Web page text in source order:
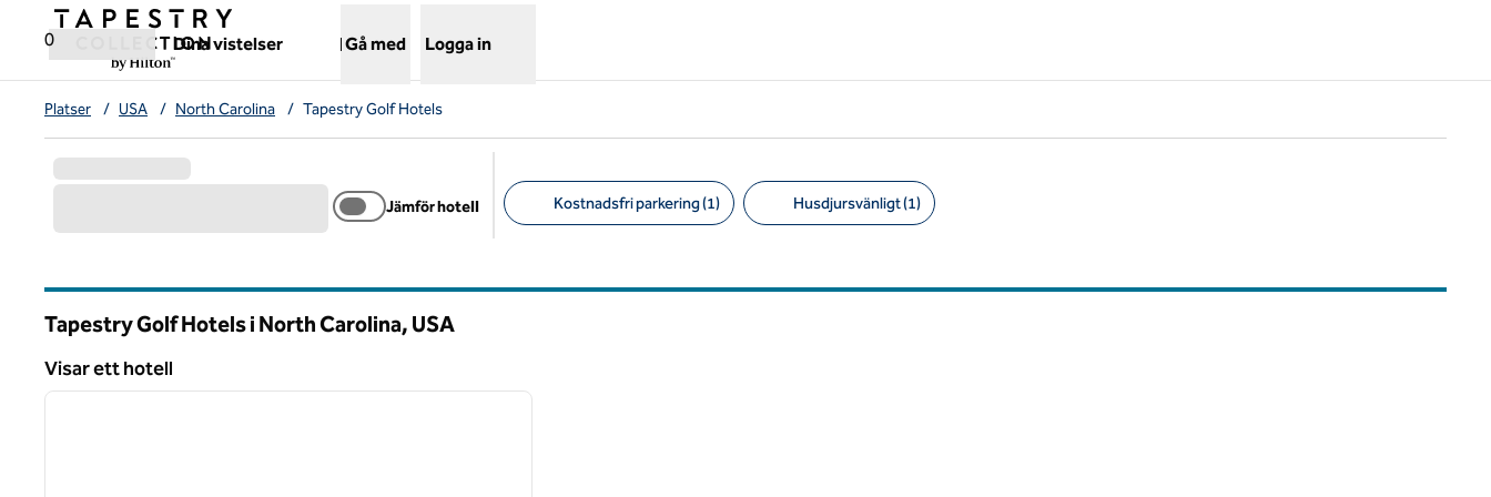
Gå vidare till innehållet
0
Dina vistelser
,öppnar ny flik
Gå med Logga in
Platser / USA / North Carolina / Tapestry Golf Hotels
Jämför hotell Kostnadsfri parkering (1) Husdjursvänligt (1)
Tapestry Golf Hotels i North Carolina, USA
Visar ett hotell
Visar ett hotell
1 av 13
nästa bild